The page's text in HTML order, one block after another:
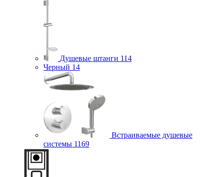
Душевые штанги 114
Черный 14
Встраиваемые душевые
системы 1169